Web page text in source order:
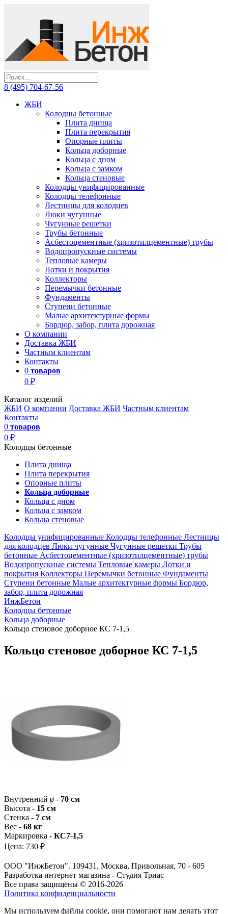
8 (495) 704-67-56
ЖБИ
Колодцы бетонные
Плита днища
Плита перекрытия
Опорные плиты
Кольца доборные
Кольца с дном
Кольца с замком
Кольца стеновые
Колодцы унифицированные
Колодцы телефонные
Лестницы для колодцев
Люки чугунные
Чугунные решетки
Трубы бетонные
Асбестоцементные (хризотилцементные) трубы
Водопропускные системы
Тепловые камеры
Лотки и покрытия
Коллекторы
Перемычки бетонные
Фундаменты
Ступени бетонные
Малые архитектурные формы
Бордюр, забор, плита дорожная
О компании
Доставка ЖБИ
Частным клиентам
Контакты
0 товаров
0 ₽
Каталог изделий
ЖБИ О компании Доставка ЖБИ Частным клиентам
Контакты
0 товаров
0 ₽
Колодцы бетонные
Плита днища
Плита перекрытия
Опорные плиты
Кольца доборные
Кольца с дном
Кольца с замком
Кольца стеновые
Колодцы унифицированные Колодцы телефонные Лестницы
для колодцев Люки чугунные Чугунные решетки Трубы
бетонные Асбестоцементные (хризотилцементные) трубы
Водопропускные системы Тепловые камеры Лотки и
покрытия Коллекторы Перемычки бетонные Фундаменты
Ступени бетонные Малые архитектурные формы Бордюр,
забор, плита дорожная
ИнжБетон
Колодцы бетонные
Кольца доборные
Кольцо стеновое доборное КС 7-1,5
Кольцо стеновое доборное КС 7-1,5
Внутренний ø - 70 см
Высота - 15 см
Стенка - 7 см
Вес - 68 кг
Маркировка - КC7-1,5
Цена: 730 ₽
ООО "ИнжБетон". 109431, Москва, Привольная, 70 - 605
Разработка интернет магазина - Студия Триас
Все права защищены © 2016-2026
Политика конфиденциальности
Мы используем файлы cookie, они помогают нам делать этот